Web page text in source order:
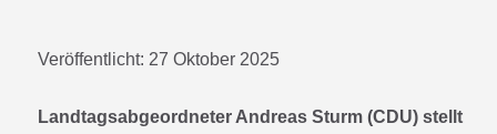
Veröffentlicht: 27 Oktober 2025
Landtagsabgeordneter Andreas Sturm (CDU) stellt